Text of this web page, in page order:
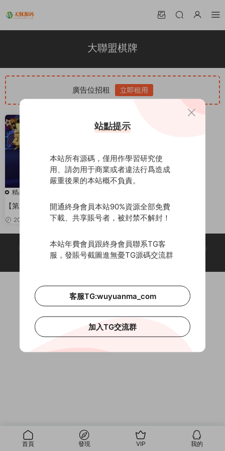
大聯盟棋牌
廣告位招租 立即租用
精品源碼
【第二版阿裏雲鏡像帶機器人】
新世界大聯盟俱樂部合夥人房卡
棋牌+搭建教程+操作教程
2020-04-01 99
© 2018-2026 Theme by - 無憂源碼 & Wuyuanma.Com Theme. All rights
reserved
首頁 發現 VIP 我的
站點提示
本站所有源碼，僅用作學習研究使
用、請勿用于商業或者違法行爲造成
嚴重後果的本站概不負責。
開通終身會員本站90%資源全部免費
下載、共享賬号者，被封禁不解封！
本站年費會員跟終身會員聯系TG客
服，發賬号截圖進無憂TG源碼交流群
客服TG:wuyuanma_com
加入TG交流群